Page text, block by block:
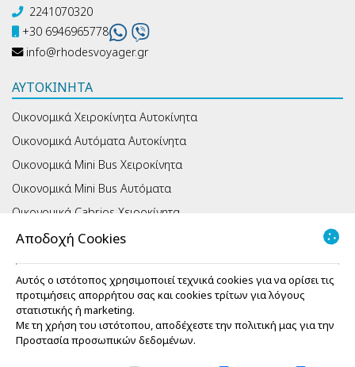
2241070320
+30 6946965778
info@rhodesvoyager.gr
ΑΥΤΟΚΊΝΗΤΑ
Οικονομικά Χειροκίνητα Αυτοκίνητα
Οικονομικά Αυτόματα Αυτοκίνητα
Οικονομικά Mini Bus Χειροκίνητα
Οικονομικά Mini Bus Αυτόματα
Οικονομικά Cabrios Χειροκίνητα
Οικονομικά Cabrios Αυτόματα
Γραφεία
Όροι ενοικίασης
Ασφάλεια
Αποδοχή Cookies
Αυτός ο ιστότοπος χρησιμοποιεί τεχνικά cookies για να ορίσει τις
προτιμήσεις απορρήτου σας και cookies τρίτων για λόγους
στατιστικής ή marketing.
Με τη χρήση του ιστότοπου, αποδέχεστε την πολιτική μας για την
Προστασία προσωπικών δεδομένων.